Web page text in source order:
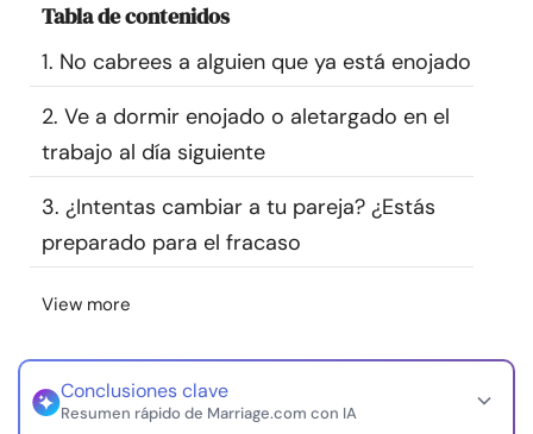
Comunidad
Encuentra un terapeuta
Idioma ES
nosotros
Tabla de contenidos
1. No cabrees a alguien que ya está enojado
2. Ve a dormir enojado o aletargado en el
trabajo al día siguiente
3. ¿Intentas cambiar a tu pareja? ¿Estás
preparado para el fracaso
View more
Conclusiones clave
Resumen rápido de Marriage.com con IA